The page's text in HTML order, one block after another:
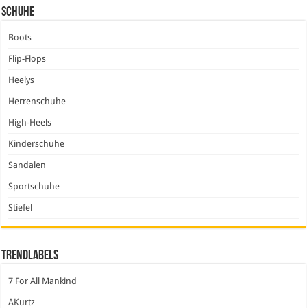
Schuhe
Boots
Flip-Flops
Heelys
Herrenschuhe
High-Heels
Kinderschuhe
Sandalen
Sportschuhe
Stiefel
Trendlabels
7 For All Mankind
AKurtz